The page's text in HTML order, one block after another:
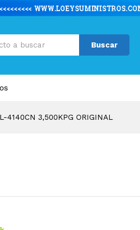
Buscar
4140CN 3,500KPG ORIGINAL
(0)